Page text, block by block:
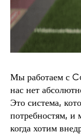
Мы работаем с
нас нет
Это система,
потребностям, и
когда хотим